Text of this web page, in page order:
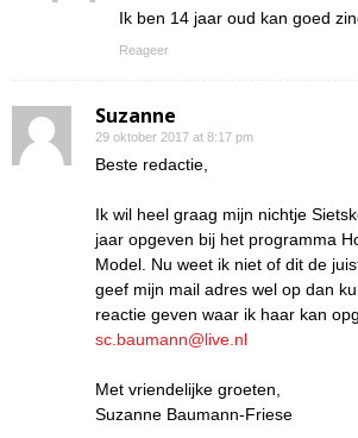
Ik ben 14 jaar oud kan goed
Reageer
Suzanne
29 oktober 2017 at 8:17 pm
Beste redactie,
Ik wil heel graag mijn nichtje
jaar opgeven bij het programma
Model. Nu weet ik niet of dit de
geef mijn mail adres wel op dan
reactie geven waar ik haar kan
sc.baumann@live.nl
Met vriendelijke groeten,
Suzanne Baumann-Friese